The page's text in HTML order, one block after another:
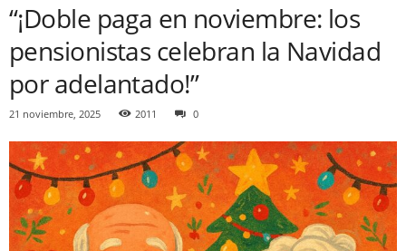
“¡Doble paga en noviembre: los
pensionistas celebran la Navidad
por adelantado!”
21 noviembre, 2025 2011 0